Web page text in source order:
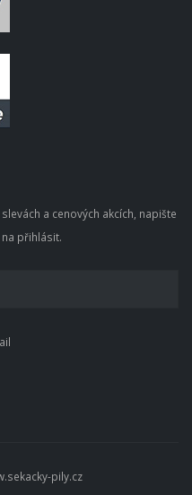
a cenových akcích, napište
přihlásit.
pily.cz